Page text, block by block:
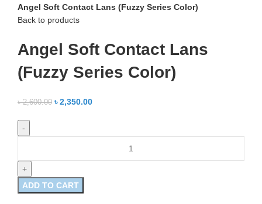
Angel Soft Contact Lans (Fuzzy Series Color)
Back to products
Angel Soft Contact Lans
(Fuzzy Series Color)
৳2,600.00 ৳2,350.00
ADD TO CART